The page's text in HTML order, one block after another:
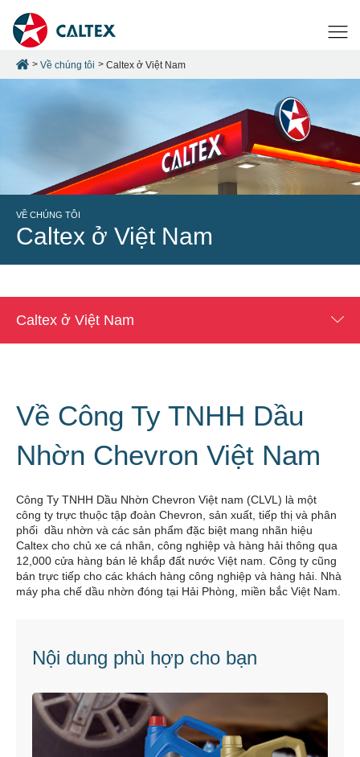
Về chúng tôi Caltex ở Việt Nam
VỀ CHÚNG TÔI
Caltex ở Việt Nam
Caltex ở Việt Nam
Về Công Ty TNHH Dầu
Nhờn Chevron Việt Nam
Công Ty TNHH Dầu Nhờn Chevron Việt nam (CLVL) là một
công ty trực thuộc tập đoàn Chevron, sản xuất, tiếp thị và phân
phối dầu nhờn và các sản phẩm đặc biệt mang nhãn hiệu
Caltex cho chủ xe cá nhân, công nghiệp và hàng hải thông qua
12,000 cửa hàng bán lẻ khắp đất nước Việt nam. Công ty cũng
bán trực tiếp cho các khách hàng công nghiệp và hàng hải. Nhà
máy pha chế dầu nhờn đóng tại Hải Phòng, miền bắc Việt Nam.
Nội dung phù hợp cho bạn